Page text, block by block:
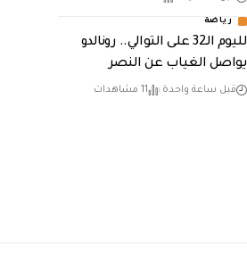
رياضة
لليوم الـ32 على التوالي.. رونالدو
يواصل الغياب عن النصر
قبل ساعة واحدة 11 مشاهدات